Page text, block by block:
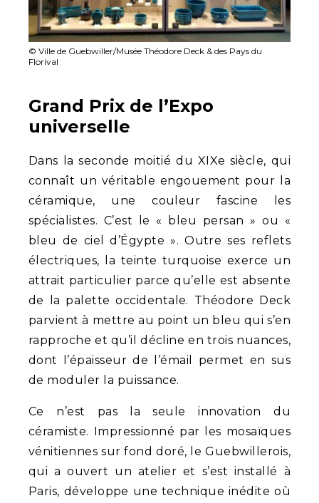
© Ville de Guebwiller/Musée Théodore Deck & des Pays du
Florival
Grand Prix de l’Expo
universelle
Dans la seconde moitié du XIXe siècle, qui
connaît un véritable engouement pour la
céramique, une couleur fascine les
spécialistes. C’est le « bleu persan » ou «
bleu de ciel d’Égypte ». Outre ses reflets
électriques, la teinte turquoise exerce un
attrait particulier parce qu’elle est absente
de la palette occidentale. Théodore Deck
parvient à mettre au point un bleu qui s’en
rapproche et qu’il décline en trois nuances,
dont l’épaisseur de l’émail permet en sus
de moduler la puissance.
Ce n’est pas la seule innovation du
céramiste. Impressionné par les mosaïques
vénitiennes sur fond doré, le Guebwillerois,
qui a ouvert un atelier et s’est installé à
Paris, développe une technique inédite où